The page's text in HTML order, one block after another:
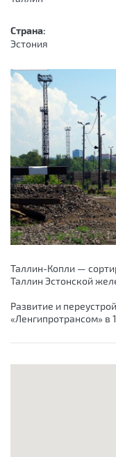
Таллин-Копли —
Таллин Эстонской
Развитие и
«Ленгипротрансом» в
Страна:
Эстония